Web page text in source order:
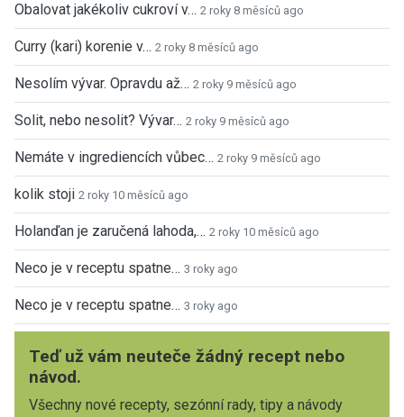
Obalovat jakékoliv cukroví v… 2 roky 8 měsíců ago
Curry (kari) korenie v… 2 roky 8 měsíců ago
Nesolím vývar. Opravdu až… 2 roky 9 měsíců ago
Solit, nebo nesolit? Vývar… 2 roky 9 měsíců ago
Nemáte v ingrediencích vůbec… 2 roky 9 měsíců ago
kolik stoji 2 roky 10 měsíců ago
Holanďan je zaručená lahoda,… 2 roky 10 měsíců ago
Neco je v receptu spatne… 3 roky ago
Neco je v receptu spatne… 3 roky ago
Teď už vám neuteče žádný recept nebo
návod.
Všechny nové recepty, sezónní rady, tipy a návody